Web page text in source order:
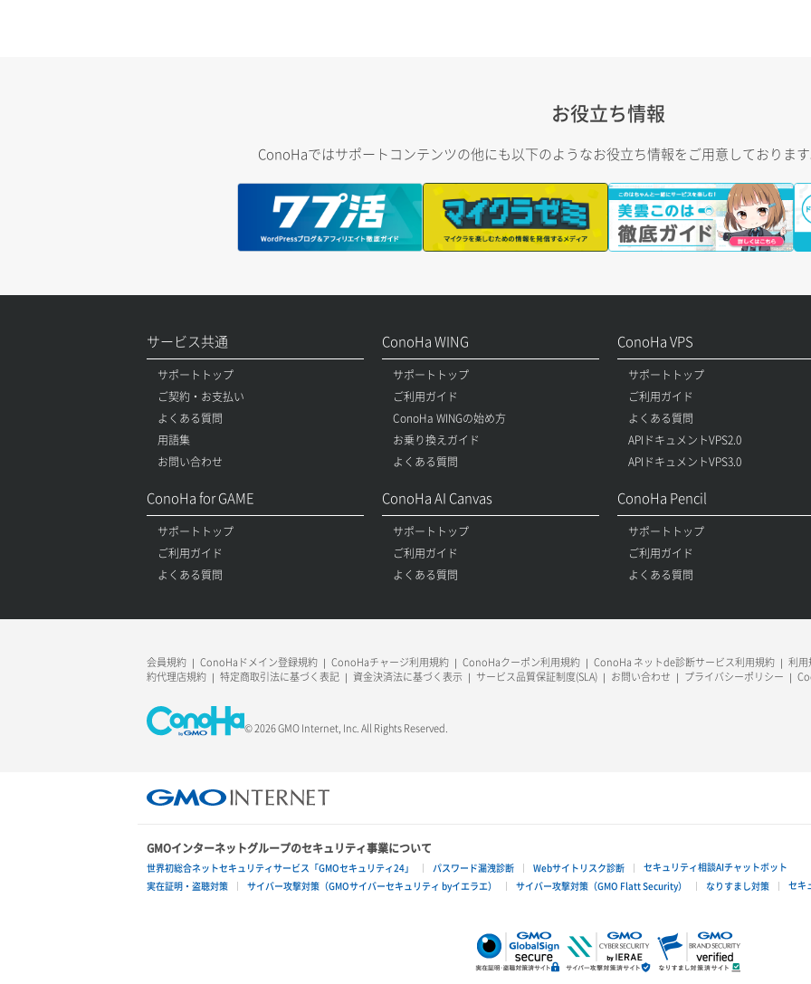
お役立ち情報
ConoHaではサポートコンテンツの他にも以下のようなお役立ち情報をご用意しておりま
サービス共通
サポートトップ
ご契約・お支払い
よくある質問
用語集
お問い合わせ
ConoHa WING
サポートトップ
ご利用ガイド
ConoHa WINGの始め方
お乗り換えガイド
よくある質問
ConoHa VPS
サポートトップ
ご利用ガイド
よくある質問
APIドキュメントVPS2.0
APIドキュメントVPS3.0
ConoHa for GAME
サポートトップ
ご利用ガイド
よくある質問
ConoHa AI Canvas
サポートトップ
ご利用ガイド
よくある質問
ConoHa Pencil
サポートトップ
ご利用ガイド
よくある質問
会員規約 ConoHaドメイン登録規約 ConoHaチャージ利用規約 ConoHaクーポン利用規約 ConoHa ネットde診断サービス利用規約
利用
約代理店規約
特定商取引法に基づく表記 資金決済法に基づく表示 サービス品質保証制度(SLA) お問い合わせ プライバシーポリシー
© 2026 GMO Internet, Inc. All Rights Reserved.
GMOインターネットグループのセキュリティ事業について
世界初総合ネットセキュリティサービス「GMOセキュリティ24」 パスワード漏洩診断 Webサイトリスク診断
セキュリティ相談AIチャットボット
実在証明・盗聴対策
サイバー攻撃対策（GMOサイバーセキュリティ byイエラエ） サイバー攻撃対策（GMO Flatt Security） なりすまし対策 セキ